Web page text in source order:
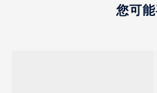
您可